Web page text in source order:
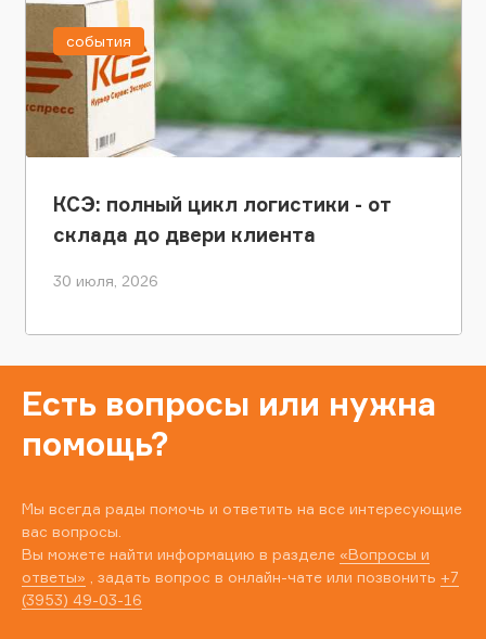
КСЭ: полный цикл логистики - от
склада до двери клиента
30 июля, 2026
события
Есть вопросы или нужна
помощь?
Мы всегда рады помочь и ответить на все интересующие
вас вопросы.
Вы можете найти информацию в разделе «Вопросы и
ответы» , задать вопрос в онлайн-чате или позвонить +7
(3953) 49-03-16